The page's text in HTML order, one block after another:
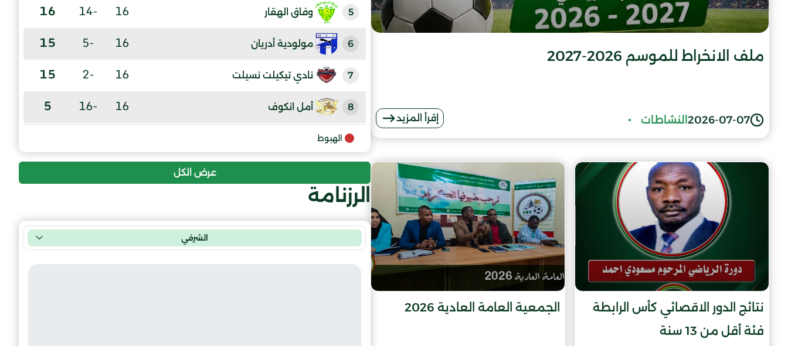
ملف الانخراط للموسم 2026-2027
2026-07-07 النشاطات إقرأ المزيد
نتائج الدور الاقصائي كأس الرابطة
فئة أقل من 13 سنة
الجمعية العامة العادية 2026
5 وفاق الهقار 16
-14
16
6 مولودية أدريان 16
-5
15
7 نادي تيكيلت نسيلت 16
-2
15
8 أمل انكوف 16
-16
5
9 الهبوط
عرض الكل
الرزنامة
الشرفي